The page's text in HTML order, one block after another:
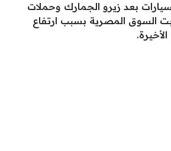
بعد زيرو الجمارك وحملات
السوق المصرية بسبب ارتفاع